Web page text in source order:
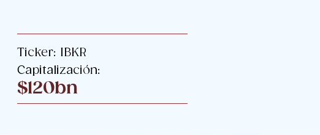
Ticker: IBKR
Capitalización:
$120bn